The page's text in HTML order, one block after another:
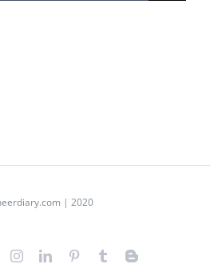
| 2020
InstagramLinkedInPinterestTumblrBlogger